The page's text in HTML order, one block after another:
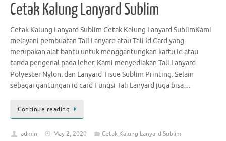
Cetak Kalung Lanyard Sublim
Cetak Kalung Lanyard Sublim Cetak Kalung Lanyard SublimKami
melayani pembuatan Tali Lanyard atau Tali Id Card yang
merupakan alat bantu untuk menggantungkan kartu id atau
tanda pengenal pada leher. Kami menyediakan Tali Lanyard
Polyester Nylon, dan Lanyard Tisue Sublim Printing. Selain
sebagai gantungan id card Fungsi Tali Lanyard juga bisa…
Continue reading
admin May 2, 2020
Cetak Kalung Lanyard Sublim